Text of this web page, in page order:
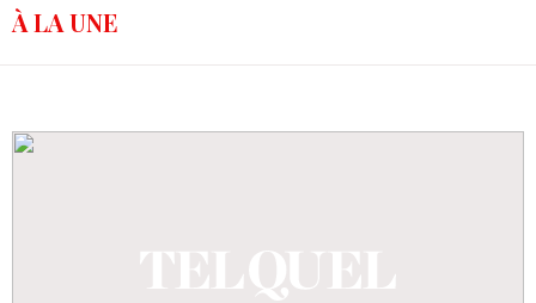
À LA UNE